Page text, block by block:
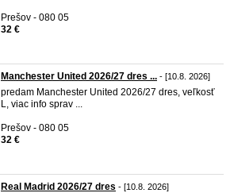
Prešov - 080 05
32 €
Manchester United 2026/27 dres ... - [10.8. 2026]
predam Manchester United 2026/27 dres, veľkosť
L, viac info sprav ...
Prešov - 080 05
32 €
Real Madrid 2026/27 dres - [10.8. 2026]